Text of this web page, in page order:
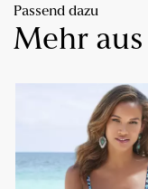
Passend dazu
Mehr aus